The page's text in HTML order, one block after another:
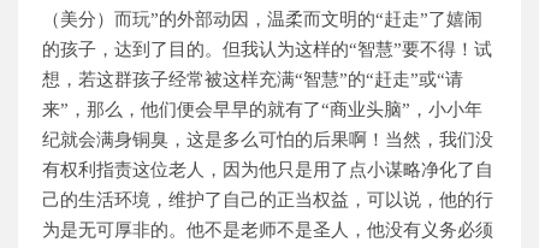
（美分）而玩”的外部动因，温柔而文明的“赶走”了嬉闹
的孩子，达到了目的。但我认为这样的“智慧”要不得！试
想，若这群孩子经常被这样充满“智慧”的“赶走”或“请
来”，那么，他们便会早早的就有了“商业头脑”，小小年
纪就会满身铜臭，这是多么可怕的后果啊！当然，我们没
有权利指责这位老人，因为他只是用了点小谋略净化了自
己的生活环境，维护了自己的正当权益，可以说，他的行
为是无可厚非的。他不是老师不是圣人，他没有义务必须